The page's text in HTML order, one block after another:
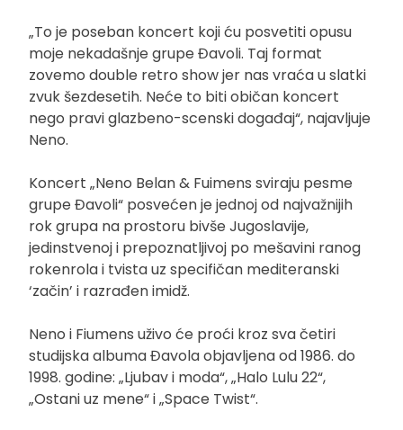
„To je poseban koncert koji ću posvetiti opusu
moje nekadašnje grupe Đavoli. Taj format
zovemo double retro show jer nas vraća u slatki
zvuk šezdesetih. Neće to biti običan koncert
nego pravi glazbeno-scenski događaj“, najavljuje
Neno.
Koncert „Neno Belan & Fuimens sviraju pesme
grupe Đavoli“ posvećen je jednoj od najvažnijih
rok grupa na prostoru bivše Jugoslavije,
jedinstvenoj i prepoznatljivoj po mešavini ranog
rokenrola i tvista uz specifičan mediteranski
‘začin’ i razrađen imidž.
Neno i Fiumens uživo će proći kroz sva četiri
studijska albuma Đavola objavljena od 1986. do
1998. godine: „Ljubav i moda“, „Halo Lulu 22“,
„Ostani uz mene“ i „Space Twist“.